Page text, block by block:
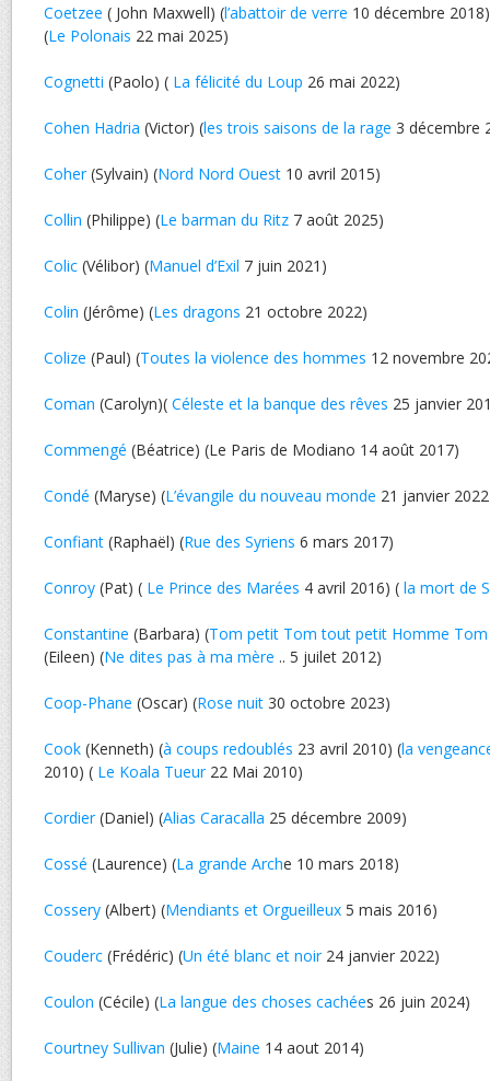
Coetzee ( John Maxwell) (l’abattoir de verre 10 décembre
(Le Polonais 22 mai 2025)
Cognetti (Paolo) ( La félicité du Loup 26 mai 2022)
Cohen Hadria (Victor) (les trois saisons de la rage 3 décembre
Coher(Sylvain) (Nord Nord Ouest 10 avril 2015)
Collin (Philippe) (Le barman du Ritz 7 août 2025)
Colic (Vélibor) (Manuel d’Exil 7 juin 2021)
Colin (Jérôme) (Les dragons 21 octobre 2022)
Colize (Paul) (Toutes la violence des hommes 12 novembre
Coman (Carolyn)( Céleste et la banque des rêves 25 janvier
Commengé (Béatrice) (Le Paris de Modiano 14 août 2017)
Condé (Maryse) (L’évangile du nouveau monde 21 janvier
Confiant (Raphaël) (Rue des Syriens 6 mars 2017)
Conroy (Pat) ( Le Prince des Marées 4 avril 2016) ( la mort de
Constantine (Barbara) (Tom petit Tom tout petit Homme Tom
(Eileen) (Ne dites pas à ma mère .. 5 juilet 2012)
Coop-Phane (Oscar) (Rose nuit 30 octobre 2023)
Cook (Kenneth) (à coups redoublés 23 avril 2010) (la
2010) ( Le Koala Tueur22 Mai 2010)
Cordier(Daniel) (Alias Caracalla 25 décembre 2009)
Cossé (Laurence) (La grande Arche 10 mars 2018)
Cossery (Albert) (Mendiants et Orgueilleux 5 mais 2016)
Couderc (Frédéric) (Un été blanc et noir24 janvier 2022)
Coulon (Cécile) (La langue des choses cachées 26 juin 2024)
Courtney Sullivan (Julie) (Maine 14 aout 2014)